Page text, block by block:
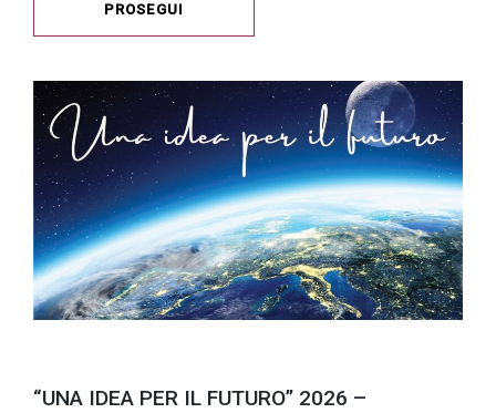
PROSEGUI
“UNA IDEA PER IL FUTURO” 2026 –